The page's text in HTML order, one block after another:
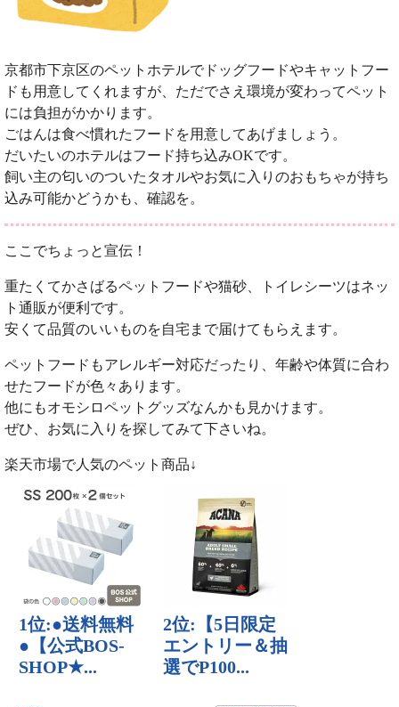
京都市下京区のペットホテルでドッグフードやキャットフー
ドも用意してくれますが、ただでさえ環境が変わってペット
には負担がかかります。
ごはんは食べ慣れたフードを用意してあげましょう。
だいたいのホテルはフード持ち込みOKです。
飼い主の匂いのついたタオルやお気に入りのおもちゃが持ち
込み可能かどうかも、確認を。
ここでちょっと宣伝！
重たくてかさばるペットフードや猫砂、トイレシーツはネッ
ト通販が便利です。
安くて品質のいいものを自宅まで届けてもらえます。
ペットフードもアレルギー対応だったり、年齢や体質に合わ
せたフードが色々あります。
他にもオモシロペットグッズなんかも見かけます。
ぜひ、お気に入りを探してみて下さいね。
楽天市場で人気のペット商品↓